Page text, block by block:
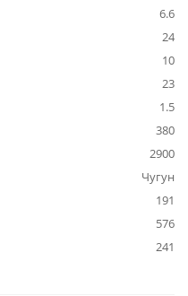
6.6
24
10
23
1.5
380
2900
Чугун
191
576
241